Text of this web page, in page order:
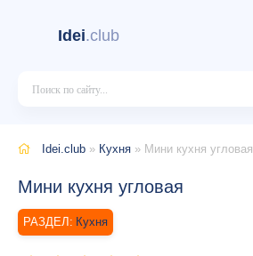
Idei.club
Idei.club » Кухня » Мини кухня угловая
Мини кухня угловая
Кухня